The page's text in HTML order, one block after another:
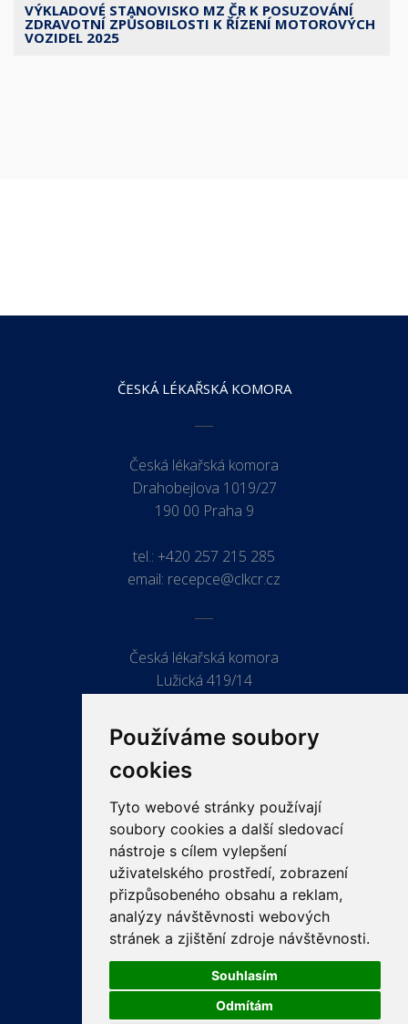
Používáme soubory
cookies
Tyto webové stránky používají
soubory cookies a další sledovací
nástroje s cílem vylepšení
uživatelského prostředí, zobrazení
přizpůsobeného obsahu a reklam,
analýzy návštěvnosti webových
stránek a zjištění zdroje návštěvnosti.
Souhlasím
Odmítám
VÝKLADOVÉ STANOVISKO MZ ČR K POSUZOVÁNÍ
ZDRAVOTNÍ ZPŮSOBILOSTI K ŘÍZENÍ MOTOROVÝCH
VOZIDEL 2025
ČESKÁ LÉKAŘSKÁ KOMORA
Česká lékařská komora
Drahobejlova 1019/27
190 00 Praha 9
tel.: +420 257 215 285
email: recepce@clkcr.cz
Česká lékařská komora
Lužická 419/14
ODKAZY
PRO LÉKAŘE
PRO VEŘEJNOST
VZDĚLÁVÁNÍ